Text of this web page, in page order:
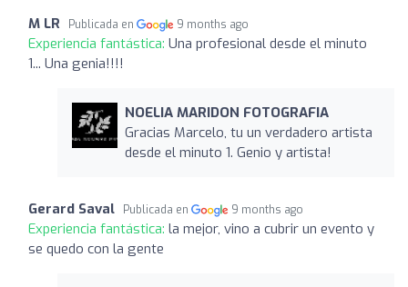
M LR Publicada en 9 months ago
Experiencia fantástica: Una profesional desde el minuto
1... Una genia!!!!
NOELIA MARIDON FOTOGRAFIA
Gracias Marcelo, tu un verdadero artista
desde el minuto 1. Genio y artista!
Gerard Saval Publicada en 9 months ago
Experiencia fantástica: la mejor, vino a cubrir un evento y
se quedo con la gente